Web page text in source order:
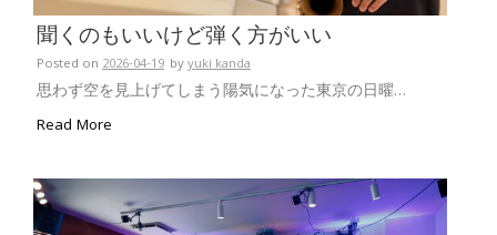
聞くのもいいけど弾く方がいい
Posted on 2026-04-19 byyuki kanda
思わず空を見上げてしまう陽気になった東京の日曜…
Read More